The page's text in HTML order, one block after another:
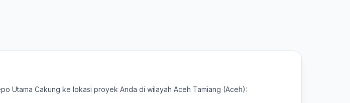
Utama Cakung ke lokasi proyek Anda di wilayah Aceh Tamiang (Aceh):